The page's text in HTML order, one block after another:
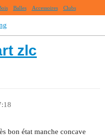
Balles Accessoires Clubs
zlc
bon état manche concave